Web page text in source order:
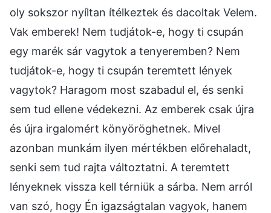
oly sokszor nyíltan ítélkeztek és dacoltak Velem.
Vak emberek! Nem tudjátok-e, hogy ti csupán
egy marék sár vagytok a tenyeremben? Nem
tudjátok-e, hogy ti csupán teremtett lények
vagytok? Haragom most szabadul el, és senki
sem tud ellene védekezni. Az emberek csak újra
és újra irgalomért könyöröghetnek. Mivel
azonban munkám ilyen mértékben előrehaladt,
senki sem tud rajta változtatni. A teremtett
lényeknek vissza kell térniük a sárba. Nem arról
van szó, hogy Én igazságtalan vagyok, hanem